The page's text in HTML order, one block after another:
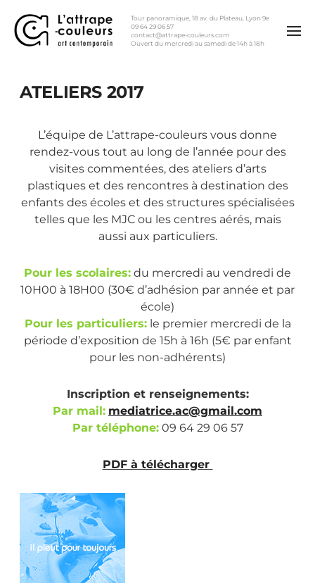
Tour panoramique, 18 av. du Plateau, Lyon 9e
09 64 29 06 57
contact@attrape-couleurs.com
Ouvert du mercredi au samedi de 14h à 18h
ATELIERS 2017
L’équipe de L’attrape-couleurs vous donne
rendez-vous tout au long de l’année pour des
visites commentées, des ateliers d’arts
plastiques et des rencontres à destination des
enfants des écoles et des structures spécialisées
telles que les MJC ou les centres aérés, mais
aussi aux particuliers.
Pour les scolaires: du mercredi au vendredi de
10H00 à 18H00 (30€ d’adhésion par année et par
école)
Pour les particuliers:le premier mercredi de la
période d’exposition de 15h à 16h (5€ par enfant
pour les non-adhérents)
Inscription et renseignements:
Par mail: mediatrice.ac@gmail.com
Par téléphone:09 64 29 06 57
PDF à télécharger